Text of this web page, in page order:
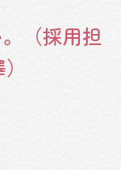
（採用担